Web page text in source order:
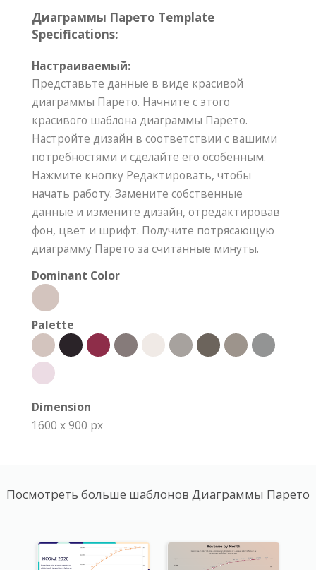
Диаграммы Парето Template
Specifications:
Настраиваемый:
Представьте данные в виде красивой
диаграммы Парето. Начните с этого
красивого шаблона диаграммы Парето.
Настройте дизайн в соответствии с вашими
потребностями и сделайте его особенным.
Нажмите кнопку Редактировать, чтобы
начать работу. Замените собственные
данные и измените дизайн, отредактировав
фон, цвет и шрифт. Получите потрясающую
диаграмму Парето за считанные минуты.
Dominant Color
Palette
Dimension
1600 x 900 px
Посмотреть больше шаблонов Диаграммы Парето